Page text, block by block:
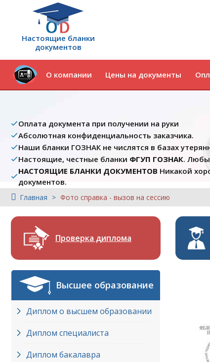
Настоящие бланки
документов
О компании Цены на документы
Оплата документа при получении на руки
Абсолютная конфиденциальность заказчика.
Наши бланки ГОЗНАК не числятся в базах
Настоящие, честные бланки ФГУП ГОЗНАК.
НАСТОЯЩИЕ БЛАНКИ ДОКУМЕНТОВ Никакой
документов.
Главная Фото справка - вызов на сессию
Проверка диплома
Высшее образование
Диплом о высшем образовании
Диплом специалиста
Диплом бакалавра